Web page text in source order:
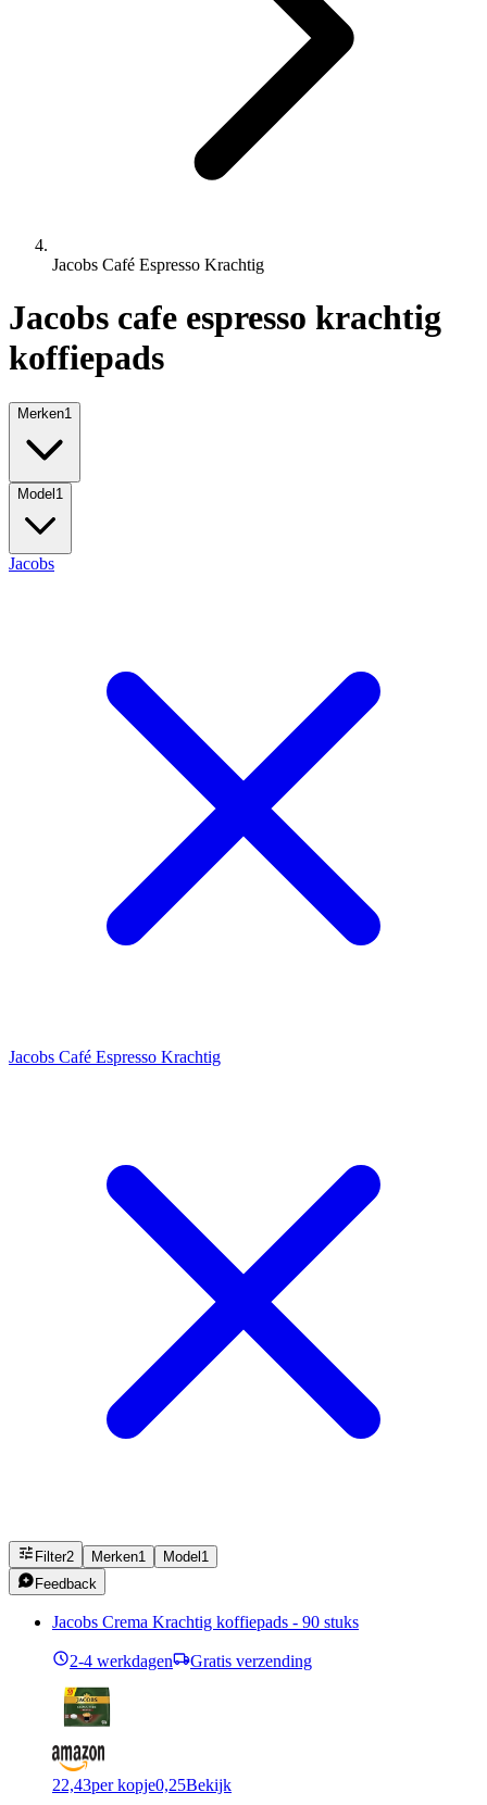
Jacobs Café Espresso Krachtig
Jacobs cafe espresso krachtig
koffiepads
Merken1
Model 1
Jacobs
Jacobs Café Espresso Krachtig
Filter2 Merken1 Model 1
Feedback
Jacobs Crema Krachtig koffiepads - 90 stuks
2-4 werkdagen Gratis verzending
22,43per kopje0,25Bekijk